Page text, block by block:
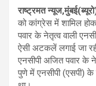
राष्ट्रमत
को कांग्रेस में शामिल
पवार के नेतृत्व वाली
ऐसी अटकलें लगाई जा
एनसीपी अजित पवार के
पुणे में एनसीपी (एसपी)